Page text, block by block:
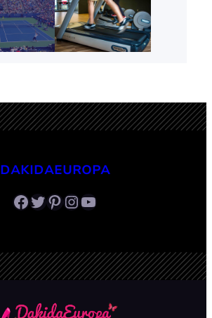
DAKIDAEUROPA
Facebook Twitter Pinterest InstagramYoutube